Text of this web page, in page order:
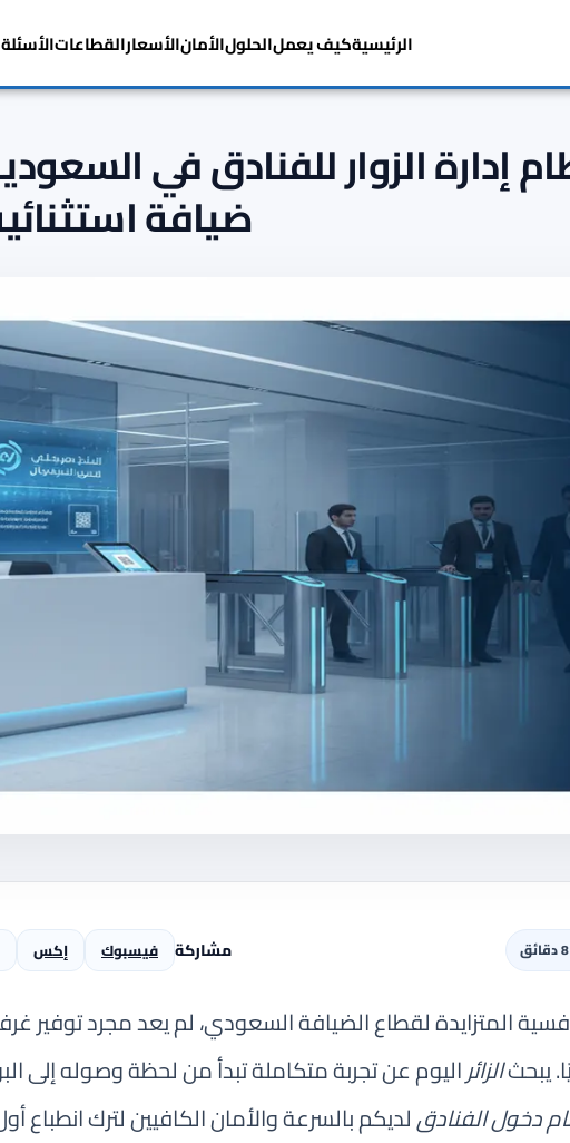
الرئيسيةكيف يعملالحلولالأمانالأسعارالقطاعات
إدارة الزوار للفنادق في
ضيافة
مشاركة فيسبوك إكس
المتزايدة لقطاع الضيافة السعودي، لم يعد مجرد توفير
يبحثالزائراليوم عن تجربة متكاملة تبدأ من لحظة وصوله إلى
دخول الفنادقلديكم بالسرعة والأمان الكافيين لترك انطباع